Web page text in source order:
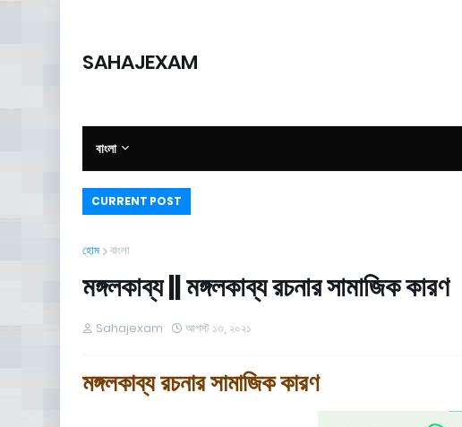
SAHAJEXAM
বাংলা
CURRENT POST
হোম বাংলা
মঙ্গলকাব্য || মঙ্গলকাব্য রচনার সামাজিক কারণ
Sahajexam আগস্ট ১৩, ২০২১
মঙ্গলকাব্য রচনার সামাজিক কারণ